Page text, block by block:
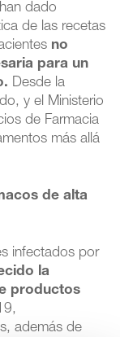
dado
de las recetas
no
para un
Desde la
y el Ministerio
de Farmacia
más allá
de alta
infectados por
la
productos
además de